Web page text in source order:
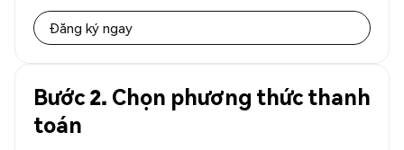
Đăng ký ngay
Bước 2. Chọn phương thức thanh
toán